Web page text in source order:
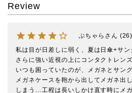
Review
ぷちゃら 26
私は目が日差しに弱く、夏は日傘+サン
さらに強い近視の上にコンタクトレン
いつも困っていたのが、メガネとサン
メガネケースを鞄から出してメガネ出
しまう…工程は長いしかけ直す時にメ